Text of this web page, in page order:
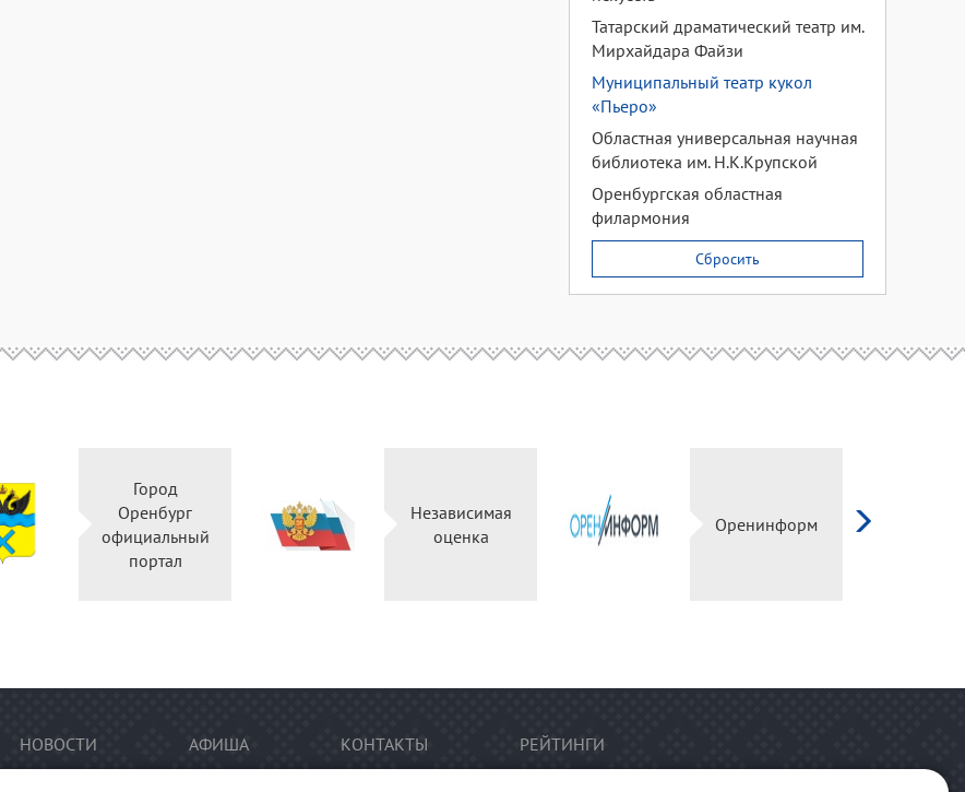
Татарский драматический театр им.
Мирхайдара Файзи
Муниципальный театр кукол
«Пьеро»
Областная универсальная научная
библиотека им. Н.К.Крупской
Оренбургская областная
филармония
Сбросить
Город
Оренбург
официальный
портал
Независимая
оценка
Оренинформ
НОВОСТИ АФИША КОНТАКТЫ РЕЙТИНГИ